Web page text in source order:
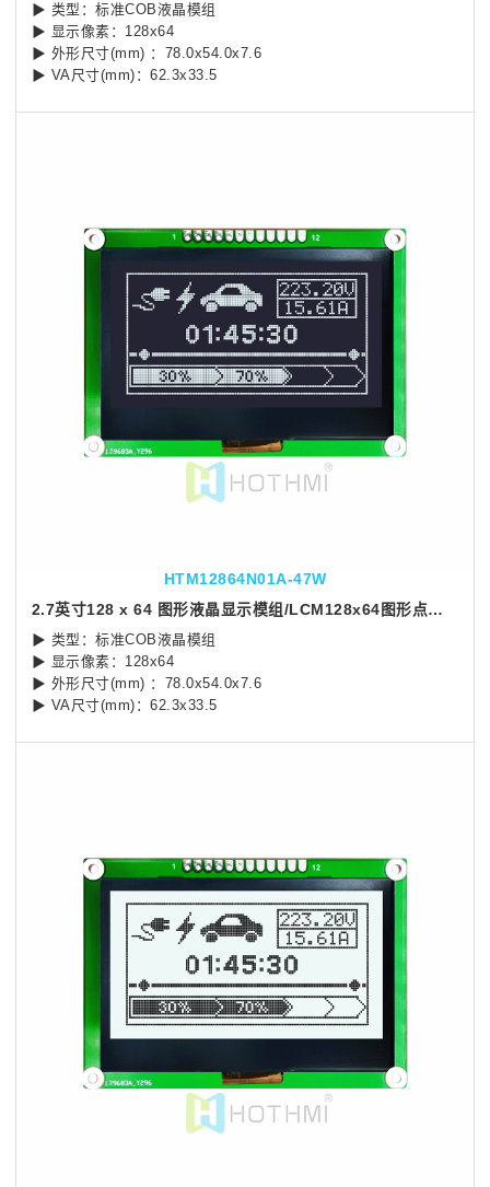
▶ 类型：标准COB液晶模组
▶ 显示像素：128x64
▶ 外形尺寸(mm) ：78.0x54.0x7.6
▶ VA尺寸(mm)：62.3x33.5
HTM12864N01A-47W
2.7英寸128 x 64 图形液晶显示模组/LCM128x64图形点阵模块/黑底白字/ST7567控制器
▶ 类型：标准COB液晶模组
▶ 显示像素：128x64
▶ 外形尺寸(mm) ：78.0x54.0x7.6
▶ VA尺寸(mm)：62.3x33.5